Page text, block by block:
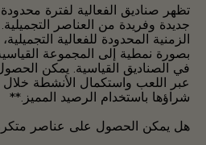
تظهر صناديق الفعالية لفترة
جديدة وفريدة من العناصر
الزمنية المحدودة للفعالية
بصورة نمطية إلى المجموعة
في الصناديق القياسية. يمكن
عبر اللعب واستكمال الأنشطة خلال
شراؤها باستخدام الرصيد المميز.**
هل يمكن الحصول على عناصر